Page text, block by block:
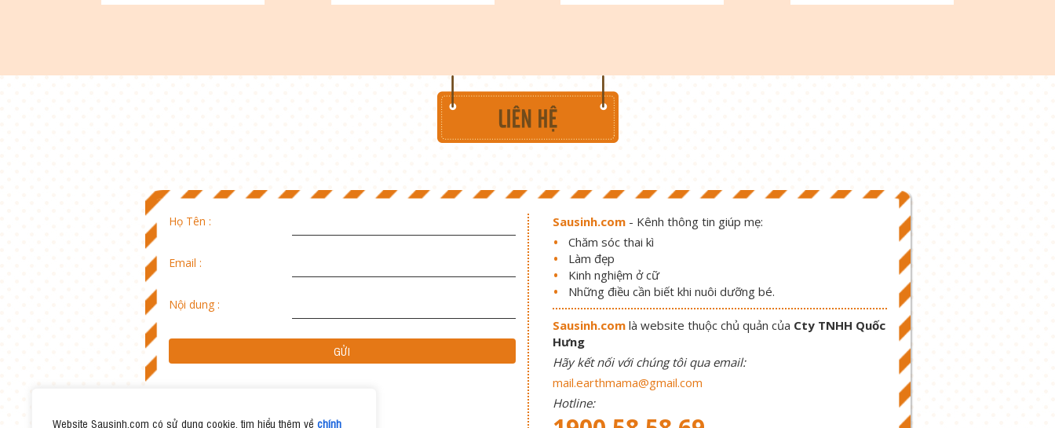
Website Sausinh.com có sử dụng cookie, tìm hiểu thêm về chính
Họ Tên :
Email :
Nội dung :
Sausinh.com - Kênh thông tin giúp mẹ:
Chăm sóc thai kì
Làm đẹp
Kinh nghiệm ở cữ
Những điều cần biết khi nuôi dưỡng bé.
Sausinh.com là website thuộc chủ quản của Cty TNHH Quốc
Hưng
Hãy kết nối với chúng tôi qua email:
mail.earthmama@gmail.com
Hotline: